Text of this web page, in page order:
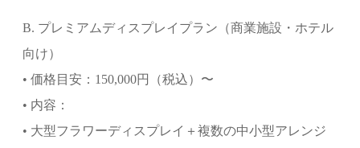
B. プレミアムディスプレイプラン（商業施設・ホテル
向け）
• 価格目安：150,000円（税込）〜
• 内容：
• 大型フラワーディスプレイ＋複数の中小型アレンジ